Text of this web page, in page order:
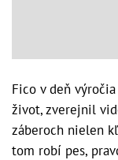
Fico v deň
život, zverejnil
záberoch nielen
tom robí pes,